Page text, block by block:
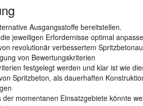
Ausgangsstoffe bereitstellen.
jeweiligen Erfordernisse optimal
revolutionär verbessertem
von Bewertungskriterien
festgelegt werden und klar ist wie
Spritzbeton, als dauerhaften
der momentanen Einsatzgebiete könnte